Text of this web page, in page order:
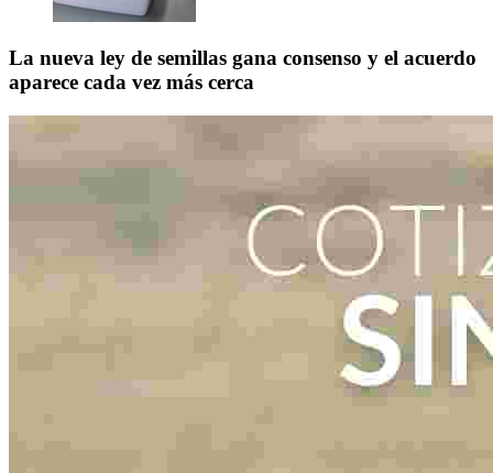
La nueva ley de semillas gana consenso y el acuerdo
aparece cada vez más cerca